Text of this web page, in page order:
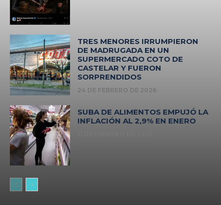
TRES MENORES IRRUMPIERON
DE MADRUGADA EN UN
SUPERMERCADO COTO DE
CASTELAR Y FUERON
SORPRENDIDOS
24 DE FEBRERO DE 2026
SUBA DE ALIMENTOS EMPUJÓ LA
INFLACIÓN AL 2,9% EN ENERO